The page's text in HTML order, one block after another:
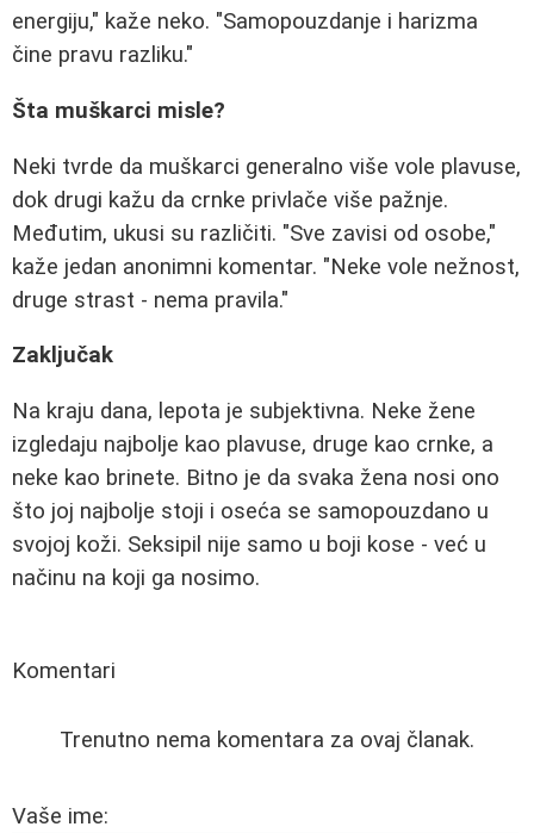
energiju," kaže neko. "Samopouzdanje i harizma
čine pravu razliku."
Šta muškarci misle?
Neki tvrde da muškarci generalno više vole plavuse,
dok drugi kažu da crnke privlače više pažnje.
Međutim, ukusi su različiti. "Sve zavisi od osobe,"
kaže jedan anonimni komentar. "Neke vole nežnost,
druge strast - nema pravila."
Zaključak
Na kraju dana, lepota je subjektivna. Neke žene
izgledaju najbolje kao plavuse, druge kao crnke, a
neke kao brinete. Bitno je da svaka žena nosi ono
što joj najbolje stoji i oseća se samopouzdano u
svojoj koži. Seksipil nije samo u boji kose - već u
načinu na koji ga nosimo.
Komentari
Trenutno nema komentara za ovaj članak.
Vaše ime: